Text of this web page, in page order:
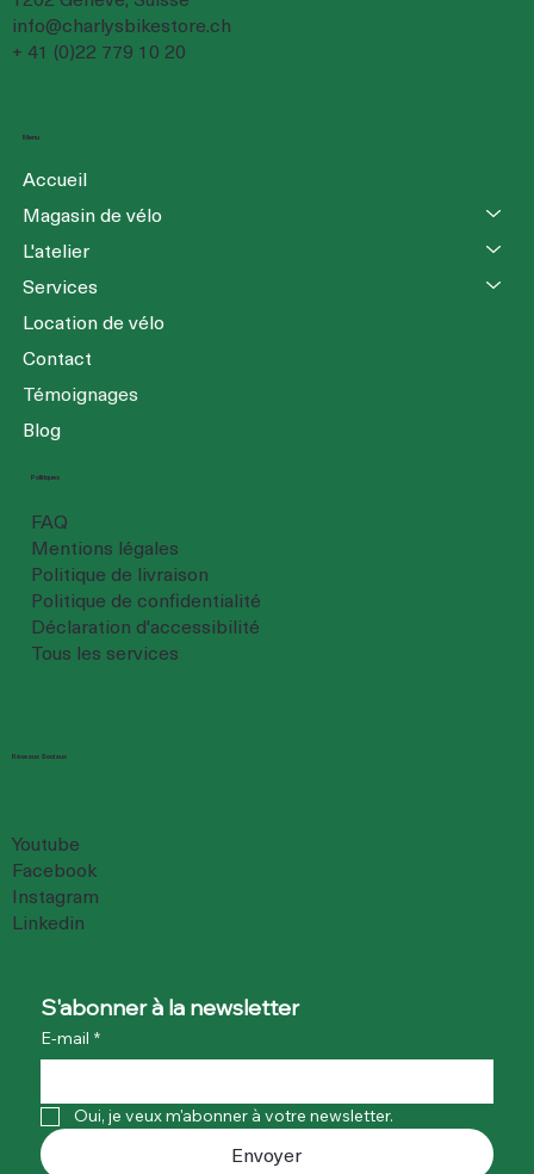
info@charlysbikestore.ch
+ 41 (0)22 779 10 20
Menu
Accueil
Magasin de vélo
L'atelier
Services
Location de vélo
Contact
Témoignages
Blog
Politiques
FAQ
Mentions légales
Politique de livraison
Politique de confidentialité
Déclaration d'accessibilité
Tous les services
Youtube
Facebook
Instagram
Linkedin
Réseaux Sociaux
S'abonner à la newsletter
E-mail *
Oui, je veux m'abonner à votre newsletter.
Envoyer